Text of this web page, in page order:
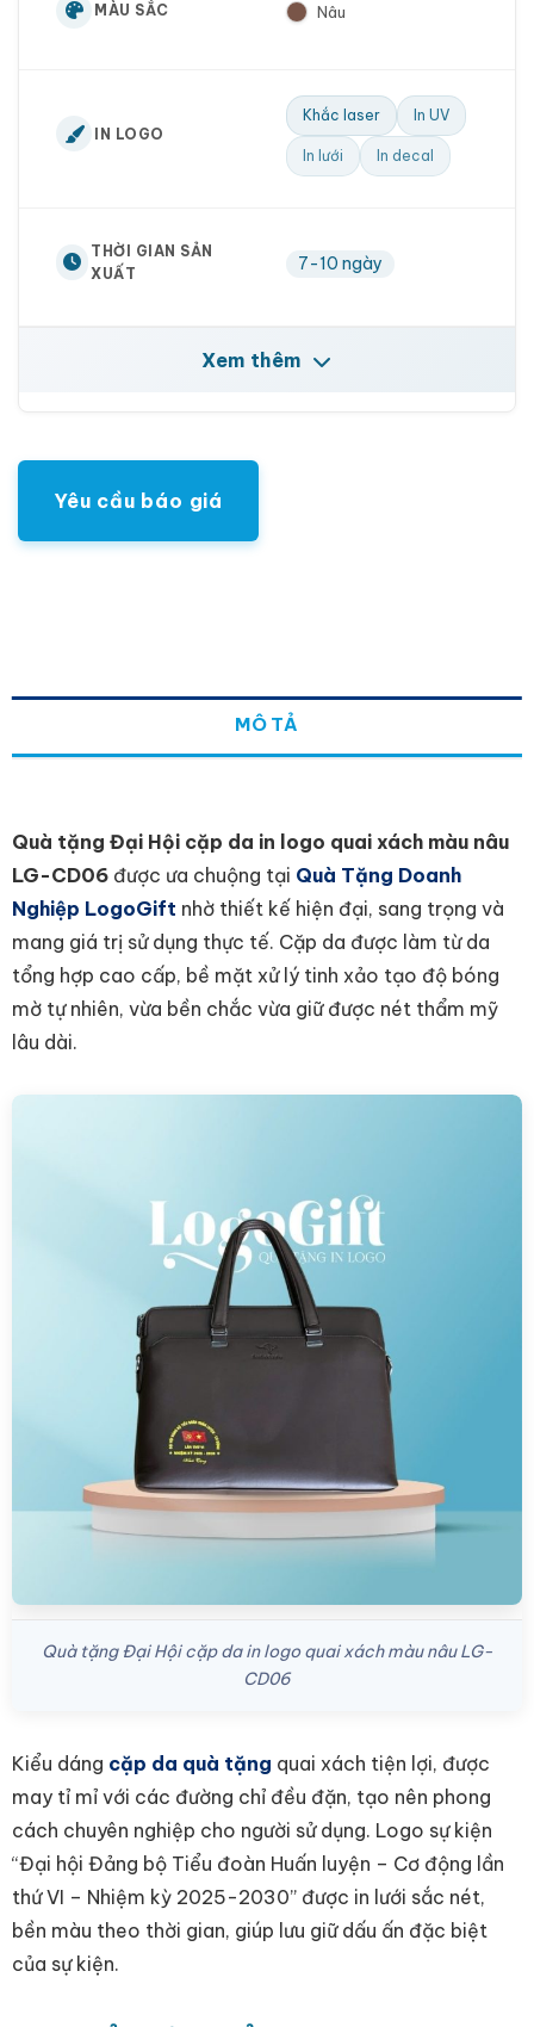
MÀU SẮC Nâu
IN LOGO
Khắc laser In UV
In lưới In decal
THỜI GIAN SẢN
XUẤT
7-10 ngày
Xem thêm
Yêu cầu báo giá
MÔ TẢ
Quà tặng Đại Hội cặp da in logo quai xách màu nâu
LG-CD06 được ưa chuộng tại Quà Tặng Doanh
Nghiệp LogoGift nhờ thiết kế hiện đại, sang trọng và
mang giá trị sử dụng thực tế. Cặp da được làm từ da
tổng hợp cao cấp, bề mặt xử lý tinh xảo tạo độ bóng
mờ tự nhiên, vừa bền chắc vừa giữ được nét thẩm mỹ
lâu dài.
Quà tặng Đại Hội cặp da in logo quai xách màu nâu LG-
CD06
Kiểu dáng cặp da quà tặng quai xách tiện lợi, được
may tỉ mỉ với các đường chỉ đều đặn, tạo nên phong
cách chuyên nghiệp cho người sử dụng. Logo sự kiện
“Đại hội Đảng bộ Tiểu đoàn Huấn luyện – Cơ động lần
thứ VI – Nhiệm kỳ 2025-2030” được in lưới sắc nét,
bền màu theo thời gian, giúp lưu giữ dấu ấn đặc biệt
của sự kiện.